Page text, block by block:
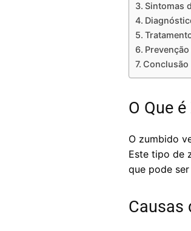
Sintomas
Conclusão
O Que
O zumbido
Este tipo de
que pode
Causas